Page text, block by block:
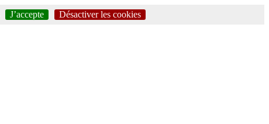
J’accepte
Désactiver les cookies